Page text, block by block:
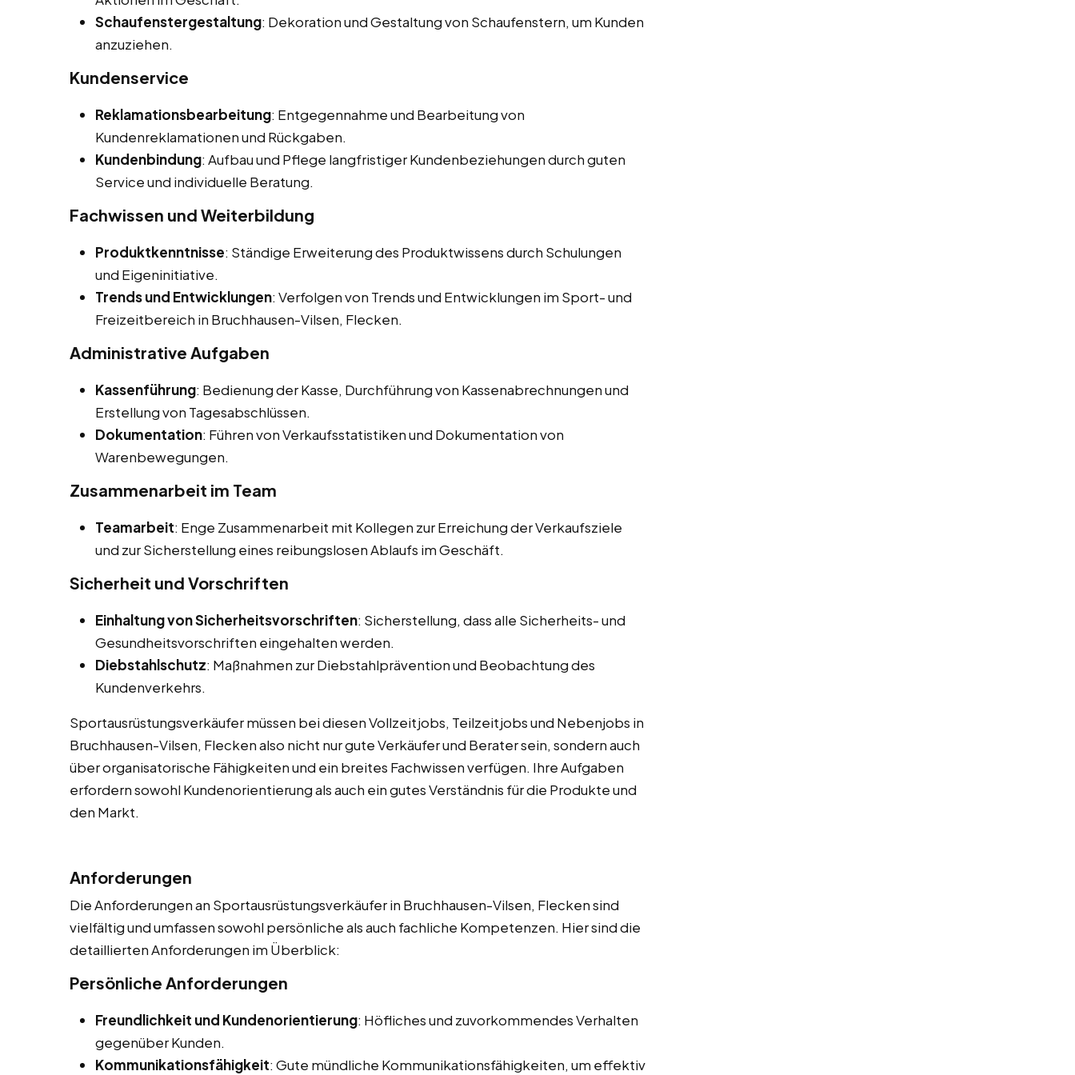
Schaufenstergestaltung: Dekoration und Gestaltung von Schaufenstern, um Kunden
anzuziehen.
Kundenservice
Reklamationsbearbeitung: Entgegennahme und Bearbeitung von
Kundenreklamationen und Rückgaben.
Kundenbindung: Aufbau und Pflege langfristiger Kundenbeziehungen durch guten
Service und individuelle Beratung.
Fachwissen und Weiterbildung
Produktkenntnisse: Ständige Erweiterung des Produktwissens durch Schulungen
und Eigeninitiative.
Trends und Entwicklungen: Verfolgen von Trends und Entwicklungen im Sport- und
Freizeitbereich in Bruchhausen-Vilsen, Flecken.
Administrative Aufgaben
Kassenführung: Bedienung der Kasse, Durchführung von Kassenabrechnungen und
Erstellung von Tagesabschlüssen.
Dokumentation: Führen von Verkaufsstatistiken und Dokumentation von
Warenbewegungen.
Zusammenarbeit im Team
Teamarbeit: Enge Zusammenarbeit mit Kollegen zur Erreichung der Verkaufsziele
und zur Sicherstellung eines reibungslosen Ablaufs im Geschäft.
Sicherheit und Vorschriften
Einhaltung von Sicherheitsvorschriften: Sicherstellung, dass alle Sicherheits- und
Gesundheitsvorschriften eingehalten werden.
Diebstahlschutz: Maßnahmen zur Diebstahlprävention und Beobachtung des
Kundenverkehrs.
Sportausrüstungsverkäufer müssen bei diesen Vollzeitjobs, Teilzeitjobs und Nebenjobs in
Bruchhausen-Vilsen, Flecken also nicht nur gute Verkäufer und Berater sein, sondern auch
über organisatorische Fähigkeiten und ein breites Fachwissen verfügen. Ihre Aufgaben
erfordern sowohl Kundenorientierung als auch ein gutes Verständnis für die Produkte und
den Markt.
Anforderungen
Die Anforderungen an Sportausrüstungsverkäufer in Bruchhausen-Vilsen, Flecken sind
vielfältig und umfassen sowohl persönliche als auch fachliche Kompetenzen. Hier sind die
detaillierten Anforderungen im Überblick:
Persönliche Anforderungen
Freundlichkeit und Kundenorientierung: Höfliches und zuvorkommendes Verhalten
gegenüber Kunden.
Kommunikationsfähigkeit: Gute mündliche Kommunikationsfähigkeiten, um effektiv